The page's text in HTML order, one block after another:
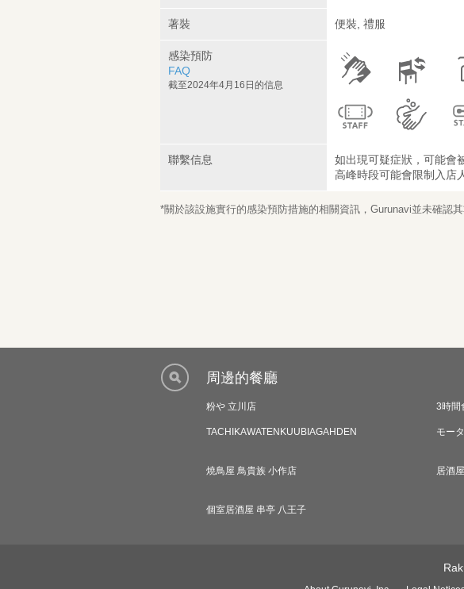
著裝 便裝, 禮服
感染預防
FAQ
截至2024年4月16日的信息
聯繫信息
如出現可疑症狀，可能會
高峰時段可能會限制入店
*關於該設施實行的感染預防措施的相關資訊，Gurunavi並未確認其
周邊的餐廳
粉や 立川店 3時間
TACHIKAWATENKUUBIAGAHDEN モー
燒鳥屋 鳥貴族 小作店 居酒
個室居酒屋 串亭 八王子